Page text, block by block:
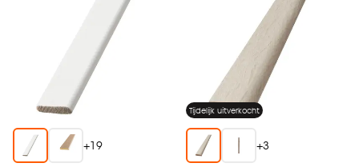
+19
Tijdelijk uitverkocht
+3